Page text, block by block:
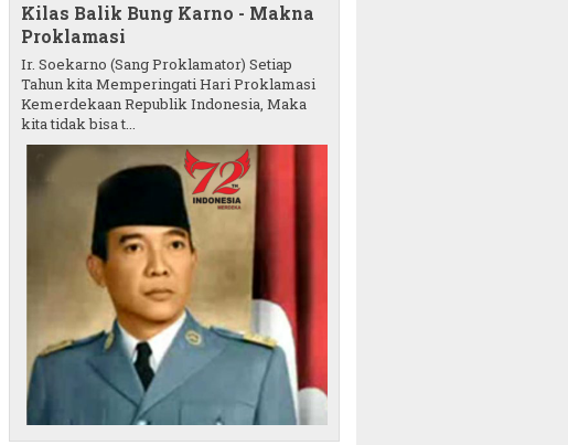
Kilas Balik Bung Karno - Makna
Proklamasi
Ir. Soekarno (Sang Proklamator) Setiap
Tahun kita Memperingati Hari Proklamasi
Kemerdekaan Republik Indonesia, Maka
kita tidak bisa t...